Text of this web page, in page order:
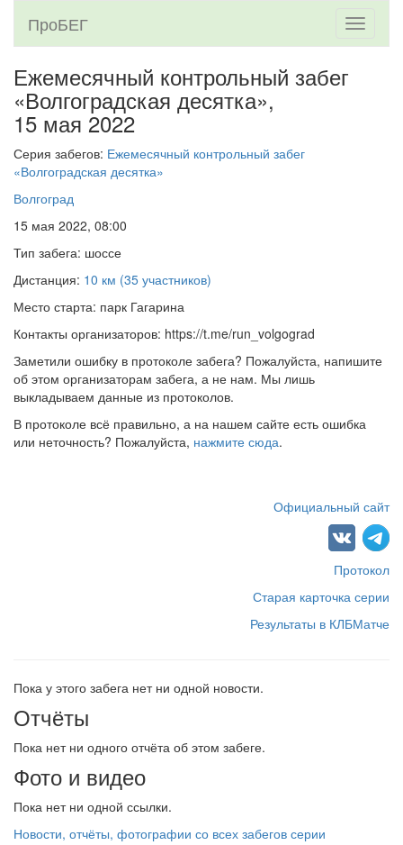
Toggle
ПроБЕГ
Ежемесячный контрольный забег
«Волгоградская десятка»,
15 мая 2022
Серия забегов: Ежемесячный контрольный забег
«Волгоградская десятка»
Волгоград
15 мая 2022, 08:00
Тип забега: шоссе
Дистанция: 10 км (35 участников)
Место старта: парк Гагарина
Контакты организаторов: https://t.me/run_volgograd
Заметили ошибку в протоколе забега? Пожалуйста, напишите
об этом организаторам забега, а не нам. Мы лишь
выкладываем данные из протоколов.
В протоколе всё правильно, а на нашем сайте есть ошибка
или неточность? Пожалуйста, нажмите сюда.
Официальный сайт
Протокол
Старая карточка серии
Результаты в КЛБМатче
Пока у этого забега нет ни одной новости.
Отчёты
Пока нет ни одного отчёта об этом забеге.
Фото и видео
Пока нет ни одной ссылки.
Новости, отчёты, фотографии со всех забегов серии